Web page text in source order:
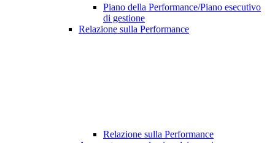
Piano della Performance/Piano esecutivo
di gestione
Relazione sulla Performance
Relazione sulla Performance